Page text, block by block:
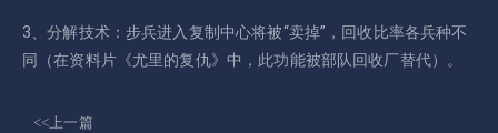
3、分解技术：步兵进入复制中心将被“卖掉”，回收比率各兵种不
同（在资料片《尤里的复仇》中，此功能被部队回收厂替代）。
<<上一篇